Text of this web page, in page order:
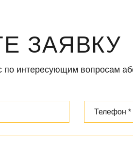
ЗАЯВКУ
по интересующим вопросам